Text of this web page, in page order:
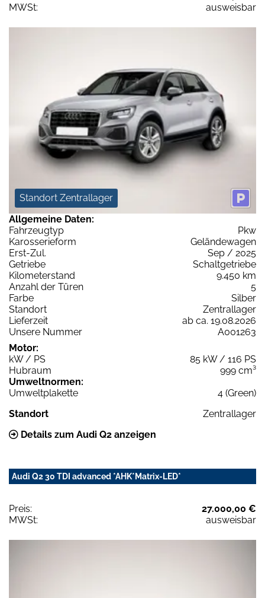
MWSt:
ausweisbar
Standort Zentrallager
Allgemeine Daten:
Fahrzeugtyp
Pkw
Karosserieform
Geländewagen
Erst-Zul.
Sep / 2025
Getriebe
Schaltgetriebe
Kilometerstand
9.450 km
Anzahl der Türen
5
Farbe
Silber
Standort
Zentrallager
Lieferzeit
ab ca. 19.08.2026
Unsere Nummer
A001263
Motor:
kW / PS
85 kW / 116 PS
Hubraum
999 cm³
Umweltnormen:
Umweltplakette
4 (Green)
Standort
Zentrallager
Details zum Audi Q2 anzeigen
Audi Q2 30 TDI advanced *AHK*Matrix-LED*
Preis:
27.000,00 €
MWSt:
ausweisbar